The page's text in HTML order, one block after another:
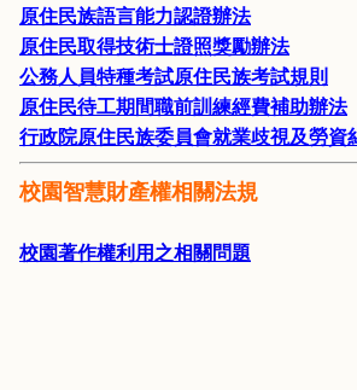
原住民族語言能力認證辦法
原住民取得技術士證照獎勵辦法
公務人員特種考試原住民族考試規則
原住民待工期間職前訓練經費補助辦法
行政院原住民族委員會就業歧視及勞資
校園智慧財產權相關法規
校園著作權利用之相關問題